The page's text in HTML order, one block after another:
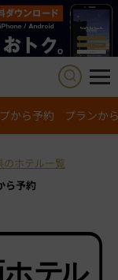
から予約 プランか
のホテル一覧
ら予約